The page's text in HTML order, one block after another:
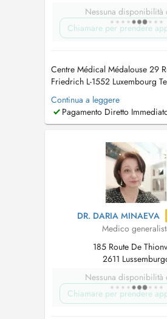
Nessuna disponibilità
Chiamare per prendere
Centre Médical Médalouse 29
Friedrich L-1552 Luxembourg
940 940 (ce numéro ne reçoit
SMS to this number).
www.deramchia.lu PID:
dispensée par email. Toute
Continua a leggere
Pagamento Diretto
DR. DARIA MINAEVA
Medico
185 Route De
2611
Nessuna disponibilità
Chiamare per prendere